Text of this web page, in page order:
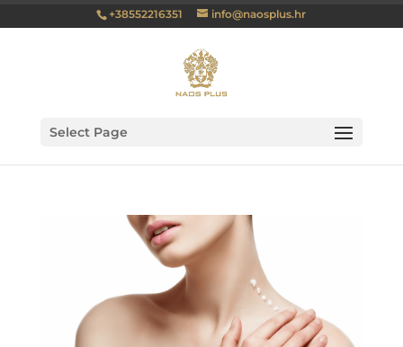
+38552216351 info@naosplus.hr
Select Page